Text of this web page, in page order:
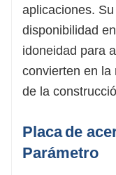
aplicaciones.
disponibilidad
idoneidad para
convierten en la
de la
Placa de
Parámetro